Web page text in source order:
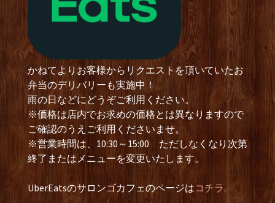
かねてよりお客様からリクエストを頂いていたお
弁当のデリバリーも実施中！
雨の日などにどうぞご利用ください。
※価格は店内でお求めの価格とは異なりますので
ご確認のうえご利用くださいませ。
※営業時間は、10:30～15:00 ただしなくなり次第
終了またはメニューを変更いたします。
UberEatsのサロンゴカフェのページはコチラ.